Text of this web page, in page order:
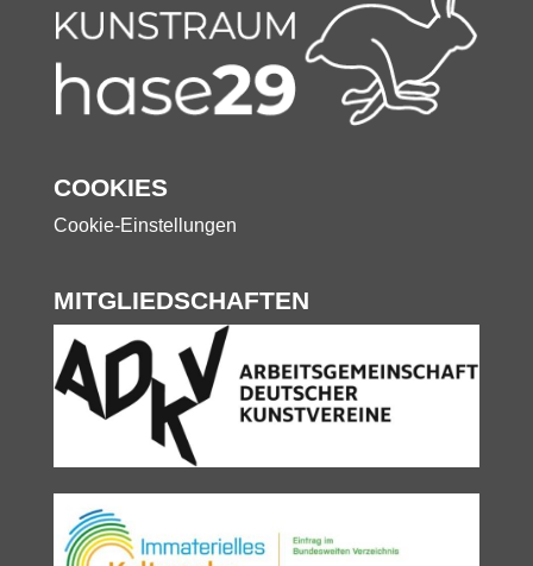
COOKIES
Cookie-Einstellungen
MITGLIEDSCHAFTEN